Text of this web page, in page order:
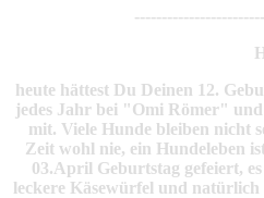
heute hättest Du Deinen 12.
jedes Jahr bei "Omi Römer"
mit. Viele Hunde bleiben nicht
Zeit wohl nie, ein Hundeleben
03.April Geburtstag gefeiert,
leckere Käsewürfel und